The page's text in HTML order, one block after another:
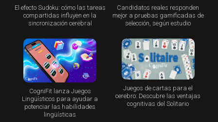
El efecto Sudoku: cómo las tareas
compartidas influyen en la
sincronización cerebral
Candidatos reales responden
mejor a pruebas gamificadas de
selección, según estudio
CogniFit lanza Juegos
Lingüísticos para ayudar a
potenciar las habilidades
lingüísticas
Juegos de cartas para el
cerebro: Descubre las ventajas
cognitivas del Solitario